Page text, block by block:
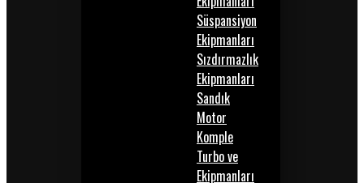
Süspansiyon
Ekipmanları
Sızdırmazlık
Ekipmanları
Sandık
Motor
Komple
Turbo ve
Ekipmanları